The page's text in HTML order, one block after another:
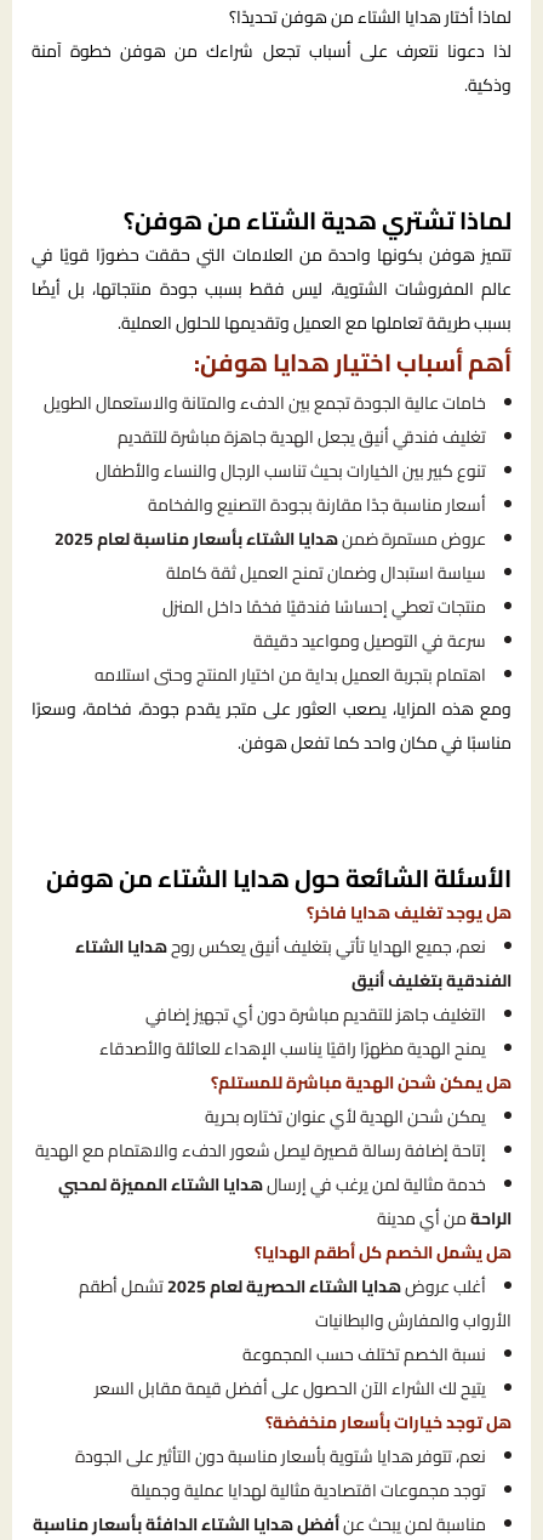
لماذا أختار هدايا الشتاء من هوفن تحديدًا؟
لذا دعونا نتعرف على أسباب تجعل شراءك من هوفن خطوة آمنة
وذكية.
لماذا تشتري هدية الشتاء من هوفن؟
تتميز هوفن بكونها واحدة من العلامات التي حققت حضورًا قويًا في
عالم المفروشات الشتوية، ليس فقط بسبب جودة منتجاتها، بل أيضًا
بسبب طريقة تعاملها مع العميل وتقديمها للحلول العملية.
أهم أسباب اختيار هدايا هوفن:
خامات عالية الجودة تجمع بين الدفء والمتانة والاستعمال الطويل
تغليف فندقي أنيق يجعل الهدية جاهزة مباشرة للتقديم
تنوع كبير بين الخيارات بحيث تناسب الرجال والنساء والأطفال
أسعار مناسبة جدًا مقارنة بجودة التصنيع والفخامة
عروض مستمرة ضمنهدايا الشتاء بأسعار مناسبة لعام 2025
سياسة استبدال وضمان تمنح العميل ثقة كاملة
منتجات تعطي إحساسًا فندقيًا فخمًا داخل المنزل
سرعة في التوصيل ومواعيد دقيقة
اهتمام بتجربة العميل بداية من اختيار المنتج وحتى استلامه
ومع هذه المزايا، يصعب العثور على متجر يقدم جودة، فخامة، وسعرًا
مناسبًا في مكان واحد كما تفعل هوفن.
الأسئلة الشائعة حول هدايا الشتاء من هوفن
هل يوجد تغليف هدايا فاخر؟
نعم، جميع الهدايا تأتي بتغليف أنيق يعكس روحهدايا الشتاء
الفندقية بتغليف أنيق
التغليف جاهز للتقديم مباشرة دون أي تجهيز إضافي
يمنح الهدية مظهرًا راقيًا يناسب الإهداء للعائلة والأصدقاء
هل يمكن شحن الهدية مباشرة للمستلم؟
يمكن شحن الهدية لأي عنوان تختاره بحرية
إتاحة إضافة رسالة قصيرة ليصل شعور الدفء والاهتمام مع الهدية
خدمة مثالية لمن يرغب في إرسالهدايا الشتاء المميزة لمحبي
الراحةمن أي مدينة
هل يشمل الخصم كل أطقم الهدايا؟
أغلب عروضهدايا الشتاء الحصرية لعام 2025
تشمل أطقم
الأرواب والمفارش والبطانيات
نسبة الخصم تختلف حسب المجموعة
يتيح لك الشراء الآن الحصول على أفضل قيمة مقابل السعر
هل توجد خيارات بأسعار منخفضة؟
نعم، تتوفر هدايا شتوية بأسعار مناسبة دون التأثير على الجودة
توجد مجموعات اقتصادية مثالية لهدايا عملية وجميلة
مناسبة لمن يبحث عنأفضل هدايا الشتاء الدافئة بأسعار مناسبة